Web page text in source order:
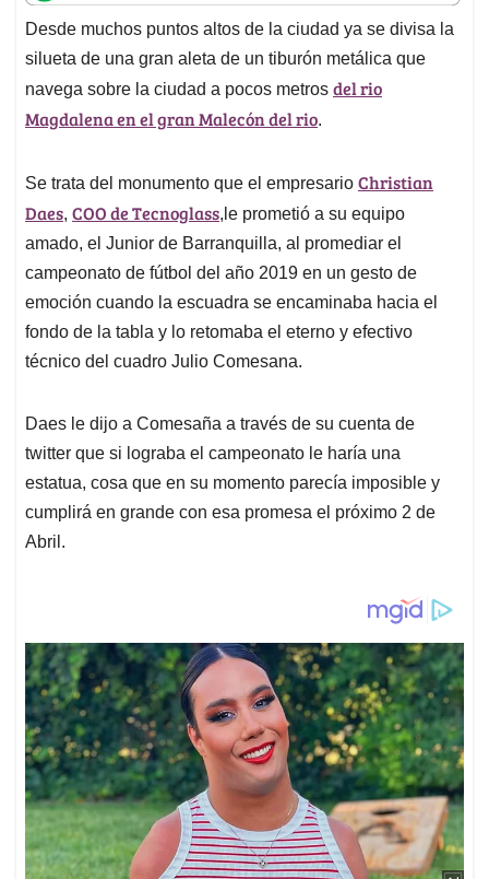
t
s
A
p
p
e
b
o
o
k
k
e
d
I
n
i
l
e
a
d
s
Desde muchos puntos altos de la ciudad ya se divisa la
silueta de una gran aleta de un tiburón metálica que
navega sobre la ciudad a pocos metros del rio
Magdalena en el gran Malecón del rio.
Se trata del monumento que el empresario Christian
Daes, COO de Tecnoglass,le prometió a su equipo
amado, el Junior de Barranquilla, al promediar el
campeonato de fútbol del año 2019 en un gesto de
emoción cuando la escuadra se encaminaba hacia el
fondo de la tabla y lo retomaba el eterno y efectivo
técnico del cuadro Julio Comesana.
Daes le dijo a Comesaña a través de su cuenta de
twitter que si lograba el campeonato le haría una
estatua, cosa que en su momento parecía imposible y
cumplirá en grande con esa promesa el próximo 2 de
Abril.